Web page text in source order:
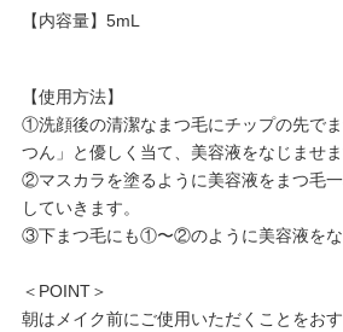
【内容量】5mL
【使用方法】
①洗顔後の清潔なまつ毛にチップの先で
つん」と優しく当て、美容液をなじませま
②マスカラを塗るように美容液をまつ毛
していきます。
③下まつ毛にも①〜②のように美容液をな
＜POINT＞
朝はメイク前にご使用いただくことをお